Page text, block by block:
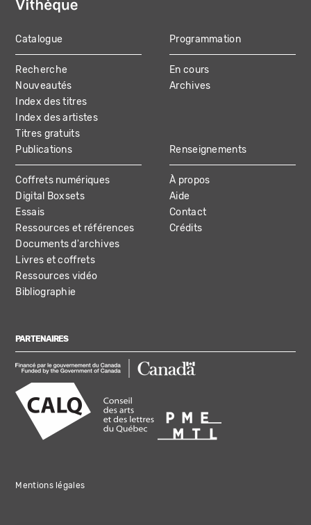
MAIN
NAVIGATION
Catalogue
Recherche
Nouveautés
Index des titres
Index des artistes
Titres gratuits
Programmation
En cours
Archives
Publications
Coffrets numériques
Digital Boxsets
Essais
Ressources et références
Documents d'archives
Livres et coffrets
Ressources vidéo
Bibliographie
Renseignements
À propos
Aide
Contact
Crédits
PARTENAIRES
Mentions légales